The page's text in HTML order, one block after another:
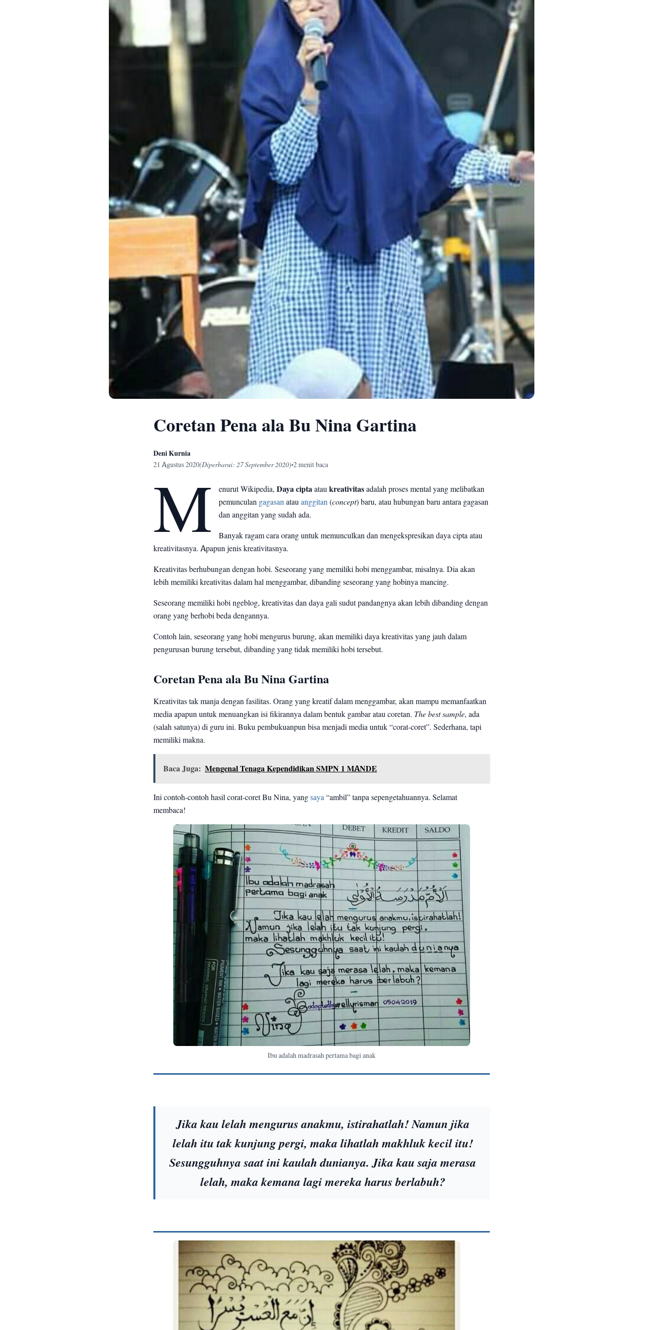
Coretan Pena ala Bu Nina Gartina
Deni Kurnia
21 Agustus 2020(Diperbarui: 27 September 2020)•2 menit baca
M enurut Wikipedia,Daya cipta ataukreativitas adalah proses mental yang melibatkan
pemunculan gagasan atauanggitan (concept) baru, atau hubungan baru antara gagasan
dan anggitan yang sudah ada.
Banyak ragam cara orang untuk memunculkan dan mengekspresikan daya cipta atau
kreativitasnya. Apapun jenis kreativitasnya.
Kreativitas berhubungan dengan hobi. Seseorang yang memiliki hobi menggambar, misalnya. Dia akan
lebih memiliki kreativitas dalam hal menggambar, dibanding seseorang yang hobinya mancing.
Seseorang memiliki hobi ngeblog, kreativitas dan daya gali sudut pandangnya akan lebih dibanding dengan
orang yang berhobi beda dengannya.
Contoh lain, seseorang yang hobi mengurus burung, akan memiliki daya kreativitas yang jauh dalam
pengurusan burung tersebut, dibanding yang tidak memiliki hobi tersebut.
Coretan Pena ala Bu Nina Gartina
Kreativitas tak manja dengan fasilitas. Orang yang kreatif dalam menggambar, akan mampu memanfaatkan
media apapun untuk menuangkan isi fikirannya dalam bentuk gambar atau coretan. The best sample, ada
(salah satunya) di guru ini. Buku pembukuanpun bisa menjadi media untuk “corat-coret”. Sederhana, tapi
memiliki makna.
Baca Juga: Mengenal Tenaga Kependidikan SMPN 1 MANDE
Ini contoh-contoh hasil corat-coret Bu Nina, yang saya “ambil” tanpa sepengetahuannya. Selamat
membaca!
Ibu adalah madrasah pertama bagi anak
Jika kau lelah mengurus anakmu, istirahatlah! Namun jika
lelah itu tak kunjung pergi, maka lihatlah makhluk kecil itu!
Sesungguhnya saat ini kaulah dunianya. Jika kau saja merasa
lelah, maka kemana lagi mereka harus berlabuh?